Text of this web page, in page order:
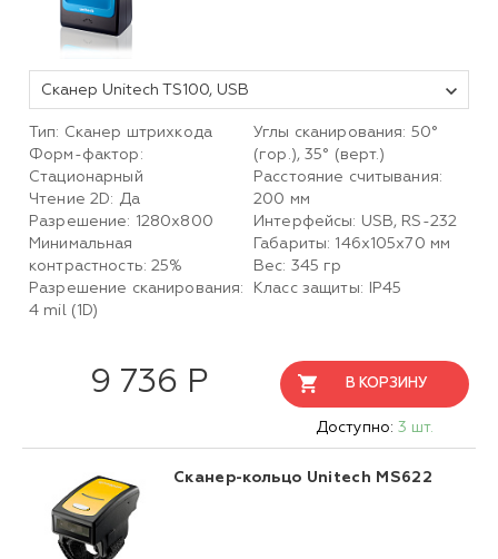
Сканер Unitech TS100, USB
Тип: Сканер штрихкода
Форм-фактор:
Стационарный
Чтение 2D: Да
Разрешение: 1280х800
Минимальная
контрастность: 25%
Разрешение сканирования:
4 mil (1D)
Углы сканирования: 50°
(гор.), 35° (верт.)
Расстояние считывания:
200 мм
Интерфейсы: USB, RS-232
Габариты: 146х105х70 мм
Вес: 345 гр
Класс защиты: IP45
9 736 Р В КОРЗИНУ
Доступно: 3 шт.
Сканер-кольцо Unitech MS622